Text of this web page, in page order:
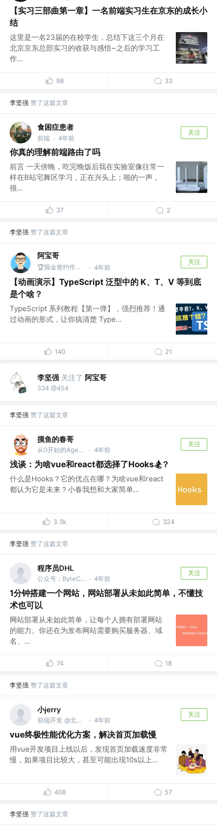
【实习三部曲第一章】一名前端实习生在京东的成长小
结
这里是一名23届的在校学生，总结下这三个月在
北京京东总部实习的收获与感悟~之后的学习工
作...
98 33
李坚强 赞了这篇文章
食困症患者
前端 · 4年前
关注
你真的理解前端路由了吗
前言 一天傍晚，吃完晚饭后我在实验室像往常一
样在B站宅舞区学习，正在兴头上；啪的一声，
很...
37 2
李坚强 赞了这篇文章
阿宝哥
🏆掘金签约作者 | 公众号@全栈修仙之路 · 4年前
关注
【动画演示】TypeScript 泛型中的 K、T、V 等到底
是个啥？
TypeScript 系列教程【第一弹】，强烈推荐！通
过动画的形式，让你搞清楚 Type...
140 21
李坚强 关注了 阿宝哥
334 @454
李坚强 赞了这篇文章
摸鱼的春哥
从0开始的Agent之旅 · 4年前
关注
浅谈：为啥vue和react都选择了Hooks🏂？
什么是Hooks？它的优点在哪？为啥vue和react
都认为它是未来？小春我想和大家简单...
3.3k 324
李坚强 赞了这篇文章
程序员DHL
公众号：ByteCode，大厂面试题解小程序 【猿面试】 开发者 @微信：hi-dhl · 4年前
关注
1分钟搭建一个网站，网站部署从未如此简单，不懂技
术也可以
网站部署从未如此简单，让每个人拥有部署网站
的能力。你还在为发布网站需要购买服务器、域
名、...
74 18
李坚强 赞了这篇文章
小jerry
前端开发 @北京某搬砖公司 · 4年前
关注
vue终极性能优化方案，解决首页加载慢
用vue开发项目上线以后，发现首页加载速度非常
慢，如果项目比较大，甚至可能出现10s以上...
408 57
李坚强 赞了这篇文章